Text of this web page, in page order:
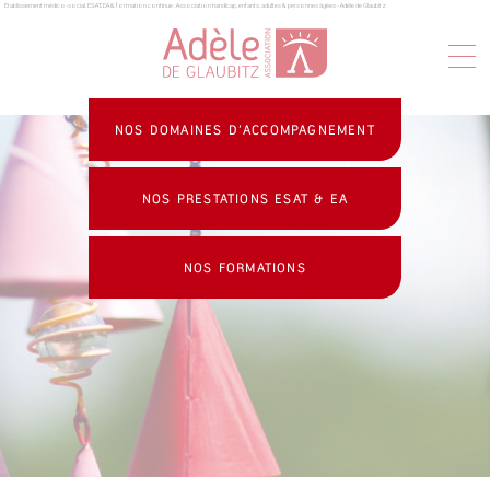
Panneau de gestion des cookies
Établissement médico-social, ESAT, EA & formation continue : Association handicap, enfants, adultes & personnes âgées - Adèle de Glaubitz
NOS DOMAINES D’ACCOMPAGNEMENT
NOS PRESTATIONS ESAT & EA
NOS FORMATIONS